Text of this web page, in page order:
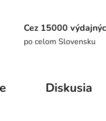
Cez 15000
po celom Slovensku
Diskusia